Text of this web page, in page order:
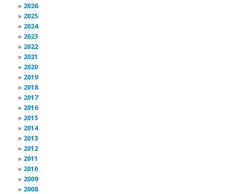
2026
2025
2024
2023
2022
2021
2020
2019
2018
2017
2016
2015
2014
2013
2012
2011
2010
2009
2008